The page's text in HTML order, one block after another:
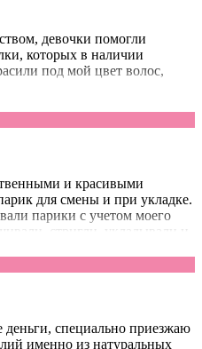
девочки помогли
которых в наличии
под мой цвет волос,
и красивыми
для смены и при укладке.
парики с учетом моего
стригли, укладывали и
Еще я пользуюсь
красоты не умеют работать
изделие, в этом салоне
сотрудников за
в этот непростой момент и
специально приезжаю
именно из натуральных